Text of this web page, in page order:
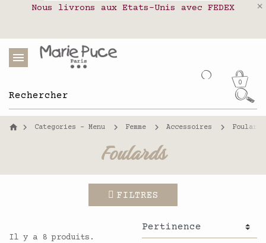
Notre site part en vacances !
Nous livrons aux Etats-Unis avec FEDEX
Livraison en relais colis en France,
0
Categories - Menu Femme Accessoires Foulards
Foulards
FILTRES
Il y a 8 produits.